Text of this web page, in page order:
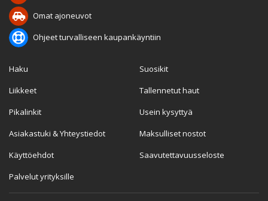
Omat ajoneuvot
Ohjeet turvalliseen kaupankäyntiin
Haku
Liikkeet
Pikalinkit
Asiakastuki & Yhteystiedot
Käyttöehdot
Palvelut yrityksille
Suosikit
Tallennetut haut
Usein kysyttyä
Maksulliset nostot
Saavutettavuusseloste